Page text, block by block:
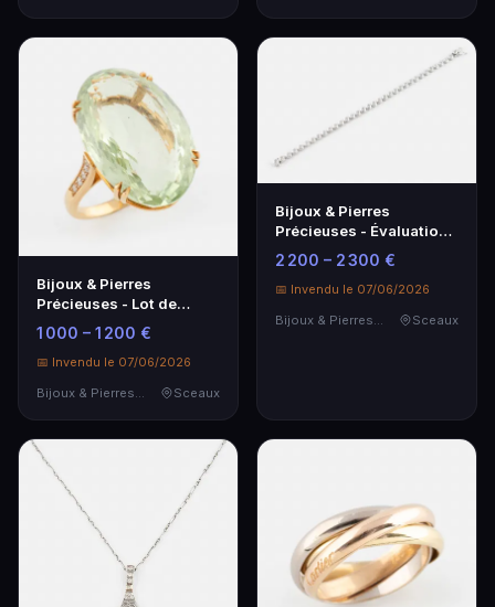
Bijoux & Pierres
Précieuses - Lot de
Bijoux de Luxe Estimé
1 000 – 1 200 €
1 000 – 1 200 €
📅 Invendu le 07/06/2026
Bijoux & Pierres Précieuses
Sceaux
Bijoux & Pierres
Précieuses - Évaluation
Lot Invendu SVV SIBONI
2 200 – 2 300 €
📅 Invendu le 07/06/2026
Sceaux